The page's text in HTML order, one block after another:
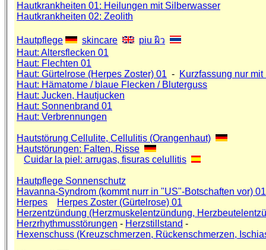
Hautkrankheiten 01: Heilungen mit Silberwasser
Hautkrankheiten 02: Zeolith
Hautpflege skincare
piu ผิว
Haut: Altersflecken 01
Haut: Flechten 01
Haut: Gürtelrose (Herpes Zoster) 01 - Kurzfassung nur
Haut: Hämatome / blaue Flecken / Bluterguss
Haut: Jucken, Hautjucken
Haut: Sonnenbrand 01
Haut: Verbrennungen
Hautstörung Cellulite, Cellulitis (Orangenhaut)
Hautstörungen: Falten, Risse
Cuidar la piel: arrugas, fisuras celullitis
Hautpflege Sonnenschutz
Havanna-Syndrom (kommt nurr in "US"-Botschaften vor) 01
Herpes
Herpes Zoster (Gürtelrose) 01
Herzentzündung (Herzmuskelentzündung,
Herzrhythmusstörungen - Herzstillstand -
Hexenschuss (Kreuzschmerzen, Rückenschmerzen,